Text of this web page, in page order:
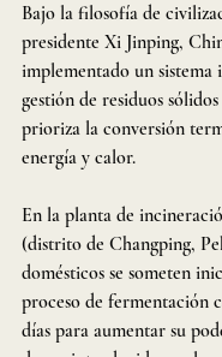
Bajo la filosofía de
presidente Xi Jinping,
implementado un sistema
gestión de residuos
prioriza la conversión
energía y calor.
En la planta de
(distrito de Changping,
domésticos se someten
proceso de fermentación
días para aumentar su